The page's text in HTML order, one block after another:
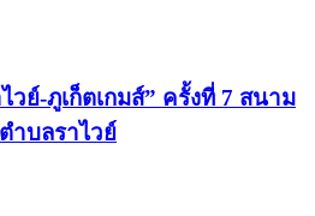
วย์-ภูเก็ตเกมส์” ครั้งที่ 7 สนาม
ำบลราไวย์